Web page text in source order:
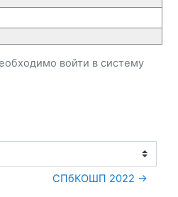
войти в систему
СПбКОШП 2022 →